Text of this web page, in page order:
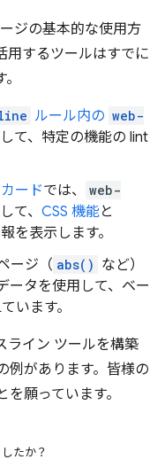
ジの基本的な使用方
用するツールはすでに
ルール内の web-
て、特定の機能の lint
ードでは、
web-
て、 CSS 機能と
を表示します。
ージ（ abs() など）
ータを使用して、ベー
います。
ライン ツールを構築
例があります。皆様の
願っています。
たか？